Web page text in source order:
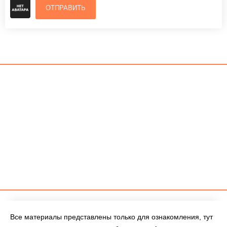
ОТПРАВИТЬ
Все материалы представлены только для ознакомления, тут